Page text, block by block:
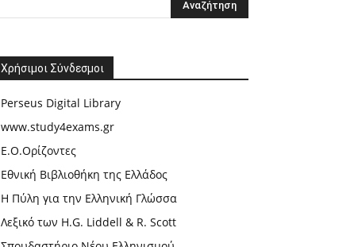
Χρήσιμοι Σύνδεσμοι
Perseus Digital Library
www.study4exams.gr
Ε.Ο.Ορίζοντες
Εθνική Βιβλιοθήκη της Ελλάδος
Η Πύλη για την Ελληνική Γλώσσα
Λεξικό των H.G. Liddell & R. Scott